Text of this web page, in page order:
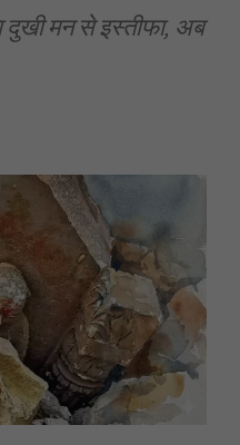
दुखी मन से इस्तीफा, अब